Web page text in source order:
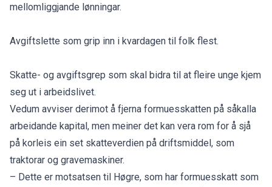
mellomliggjande lønningar.
Avgiftslette som grip inn i kvardagen til folk flest.
Skatte- og avgiftsgrep som skal bidra til at fleire unge kjem
seg ut i arbeidslivet.
Vedum avviser derimot å fjerna formuesskatten på såkalla
arbeidande kapital, men meiner det kan vera rom for å sjå
på korleis ein set skatteverdien på driftsmiddel, som
traktorar og gravemaskiner.
– Dette er motsatsen til Høgre, som har formuesskatt som